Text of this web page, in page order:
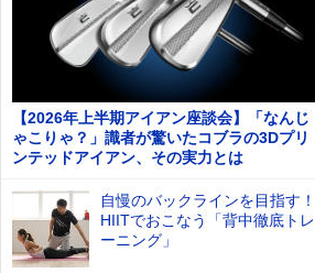
【2026年上半期アイアン座談会】「なんじ
ゃこりゃ？」識者が驚いたコブラの3Dプリ
ンテッドアイアン、その実力とは
自慢のバックラインを目指す！
HIITでおこなう「背中徹底トレ
ーニング」